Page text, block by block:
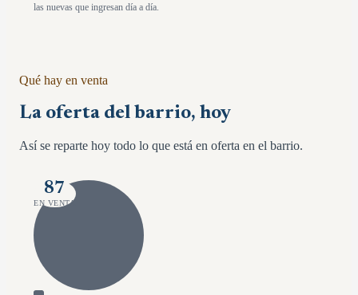
las nuevas que ingresan día a día.
Qué hay en venta
La oferta del barrio, hoy
Así se reparte hoy todo lo que está en oferta en el barrio.
87
EN VENTA